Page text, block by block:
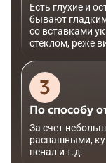
Есть глухие и
бывают
со вставками
стеклом, реже
По способу
За счет
распашными,
пенал и т.д.